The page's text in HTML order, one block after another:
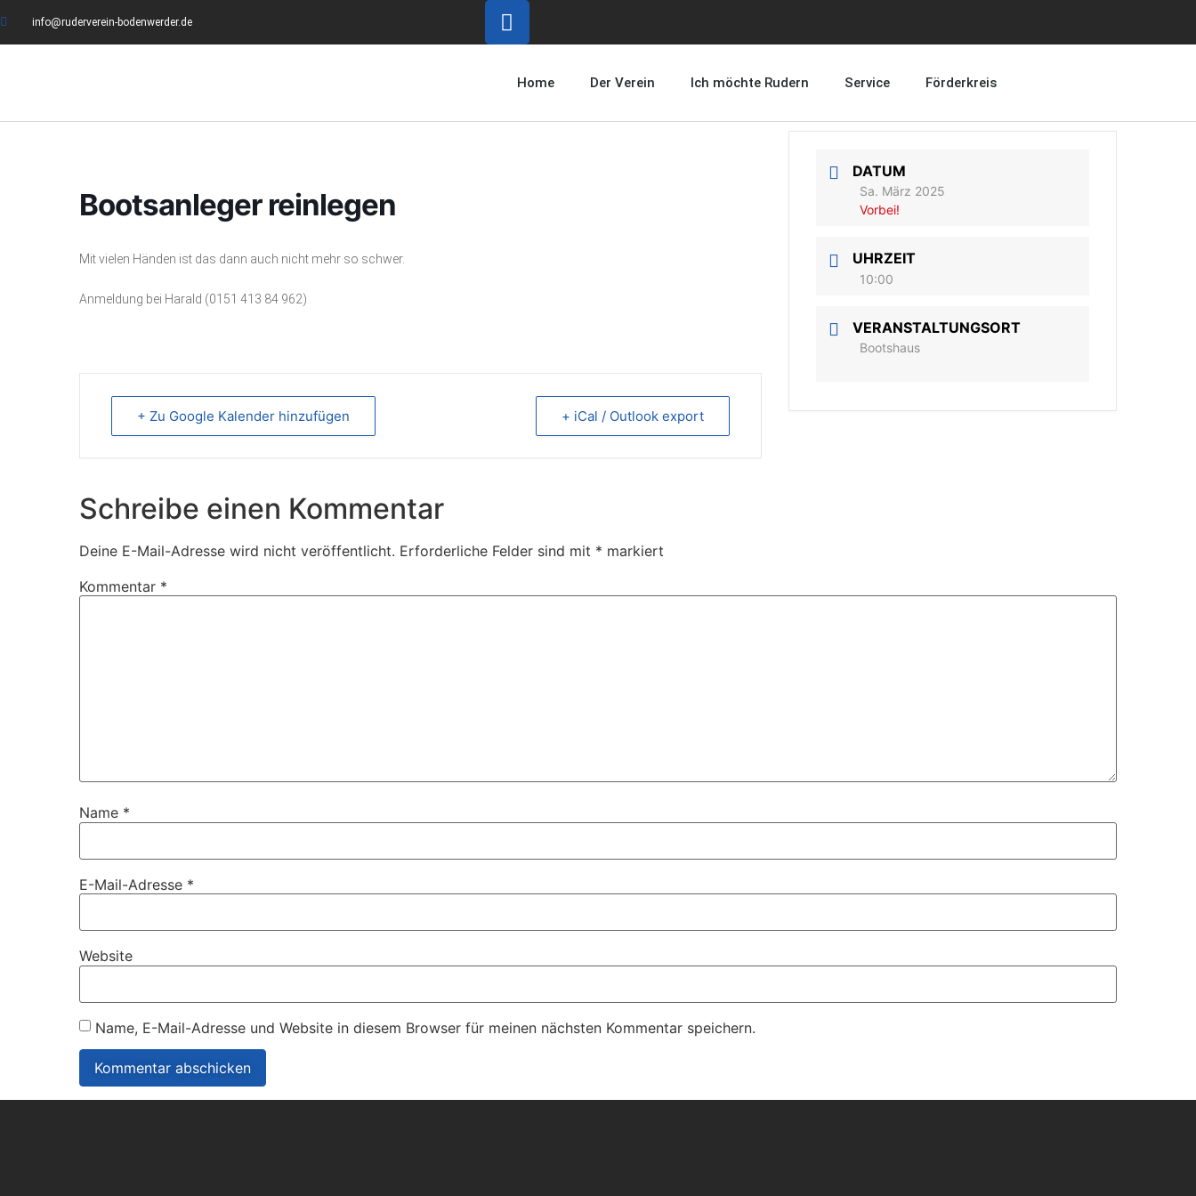
info@ruderverein-bodenwerder.de
Home Der Verein Ich möchte Rudern Service Förderkreis
Bootsanleger reinlegen
Mit vielen Händen ist das dann auch nicht mehr so schwer.
Anmeldung bei Harald (0151 413 84 962)
+ Zu Google Kalender hinzufügen + iCal / Outlook export
DATUM
Sa. März 2025
Vorbei!
UHRZEIT
10:00
VERANSTALTUNGSORT
Bootshaus
Schreibe einen Kommentar
Deine E-Mail-Adresse wird nicht veröffentlicht. Erforderliche Felder sind mit * markiert
Kommentar *
Name *
E-Mail-Adresse *
Website
Name, E-Mail-Adresse und Website in diesem Browser für meinen nächsten Kommentar speichern.